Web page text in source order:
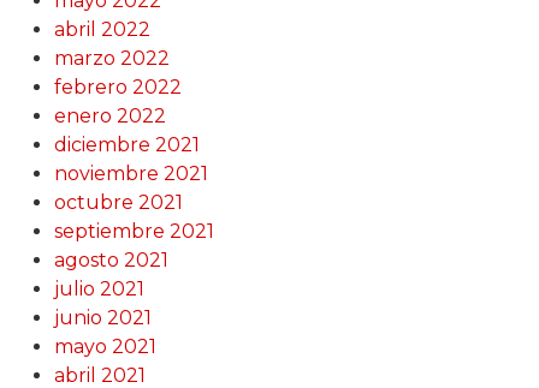
abril 2022
marzo 2022
febrero 2022
enero 2022
diciembre 2021
noviembre 2021
octubre 2021
septiembre 2021
agosto 2021
julio 2021
junio 2021
mayo 2021
abril 2021